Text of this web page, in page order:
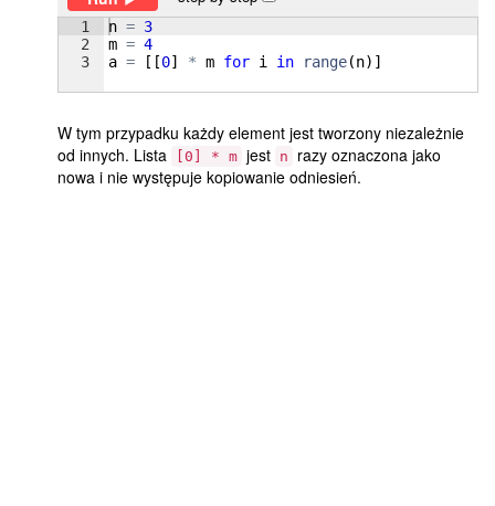
1
2
3
n = 3
m = 4
a = [[0] * m for i in range(n)]
W tym przypadku każdy element jest tworzony niezależnie
od innych. Lista
[0] * m jest n
razy oznaczona jako
nowa i nie występuje kopiowanie odniesień.